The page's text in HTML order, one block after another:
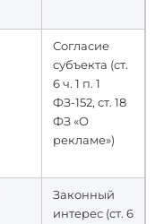
Согласие
субъекта (ст.
6 ч. 1 п. 1
ФЗ-152, ст. 18
ФЗ «О
рекламе»)
Законный
интерес (ст. 6